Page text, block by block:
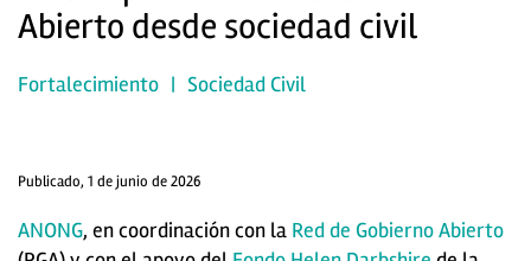
Abierto desde sociedad civil
Fortalecimiento | Sociedad Civil
Publicado, 1 de junio de 2026
ANONG, en coordinación con la Red de Gobierno Abierto